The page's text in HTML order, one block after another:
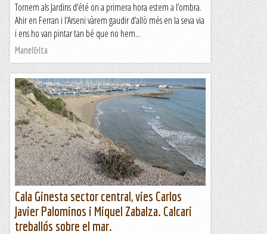
Tornem als Jardins d’été on a primera hora estem a l’ombra.
Ahir en Ferran i l’Arseni vàrem gaudir d’allò més en la seva via
i ens ho van pintar tan bé que no hem...
Manel&Ita
Cala Ginesta sector central, vies Carlos
Javier Palominos i Miquel Zabalza. Calcari
treballós sobre el mar.